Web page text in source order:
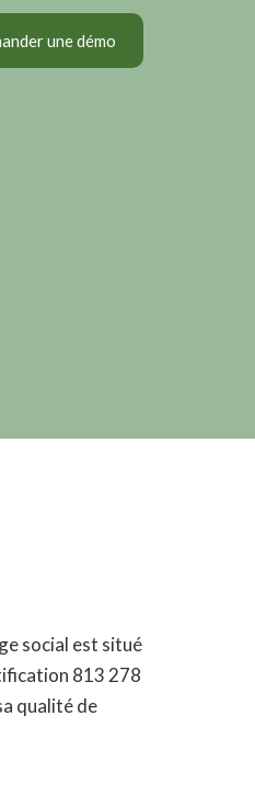
une démo
social est situé
813 278
qualité de